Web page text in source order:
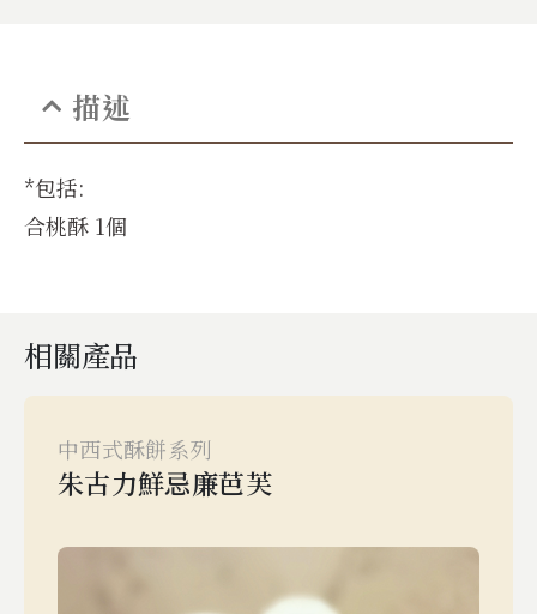
描述
*包括:
合桃酥 1個
相關產品
中西式酥餅系列
朱古力鮮忌廉芭芙